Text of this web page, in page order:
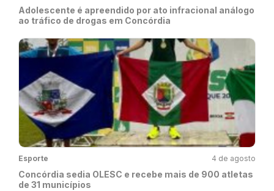
Adolescente é apreendido por ato infracional análogo
ao tráfico de drogas em Concórdia
Esporte 4 de agosto
Concórdia sedia OLESC e recebe mais de 900 atletas
de 31 municípios